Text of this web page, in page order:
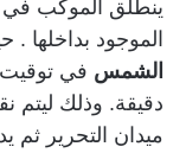
الموجود بداخلها .
الشمس
دقيقة. وذلك ليتم
ميدان التحرير ثم